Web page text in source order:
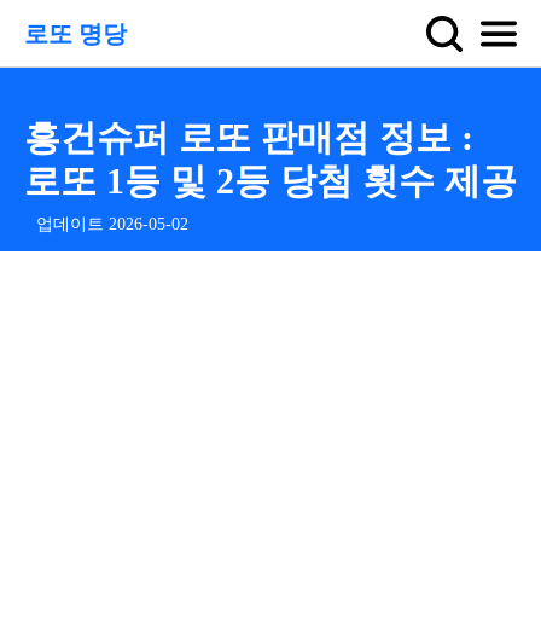
로또 명당
흥건슈퍼 로또 판매점 정보 :
로또 1등 및 2등 당첨 횟수 제공
업데이트 2026-05-02